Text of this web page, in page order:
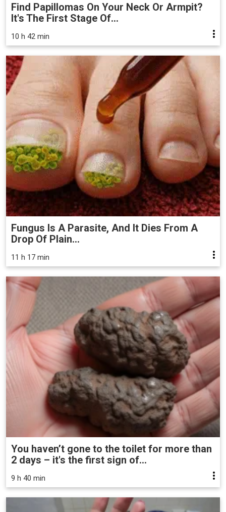
Find Papillomas On Your Neck Or Armpit?
It's The First Stage Of...
10 h 42 min
Fungus Is A Parasite, And It Dies From A
Drop Of Plain...
11 h 17 min
You haven’t gone to the toilet for more than
2 days – it's the first sign of...
9 h 40 min